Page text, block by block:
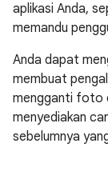
aplikasi Anda,
memandu
Anda dapat
membuat
mengganti foto
menyediakan
sebelumnya